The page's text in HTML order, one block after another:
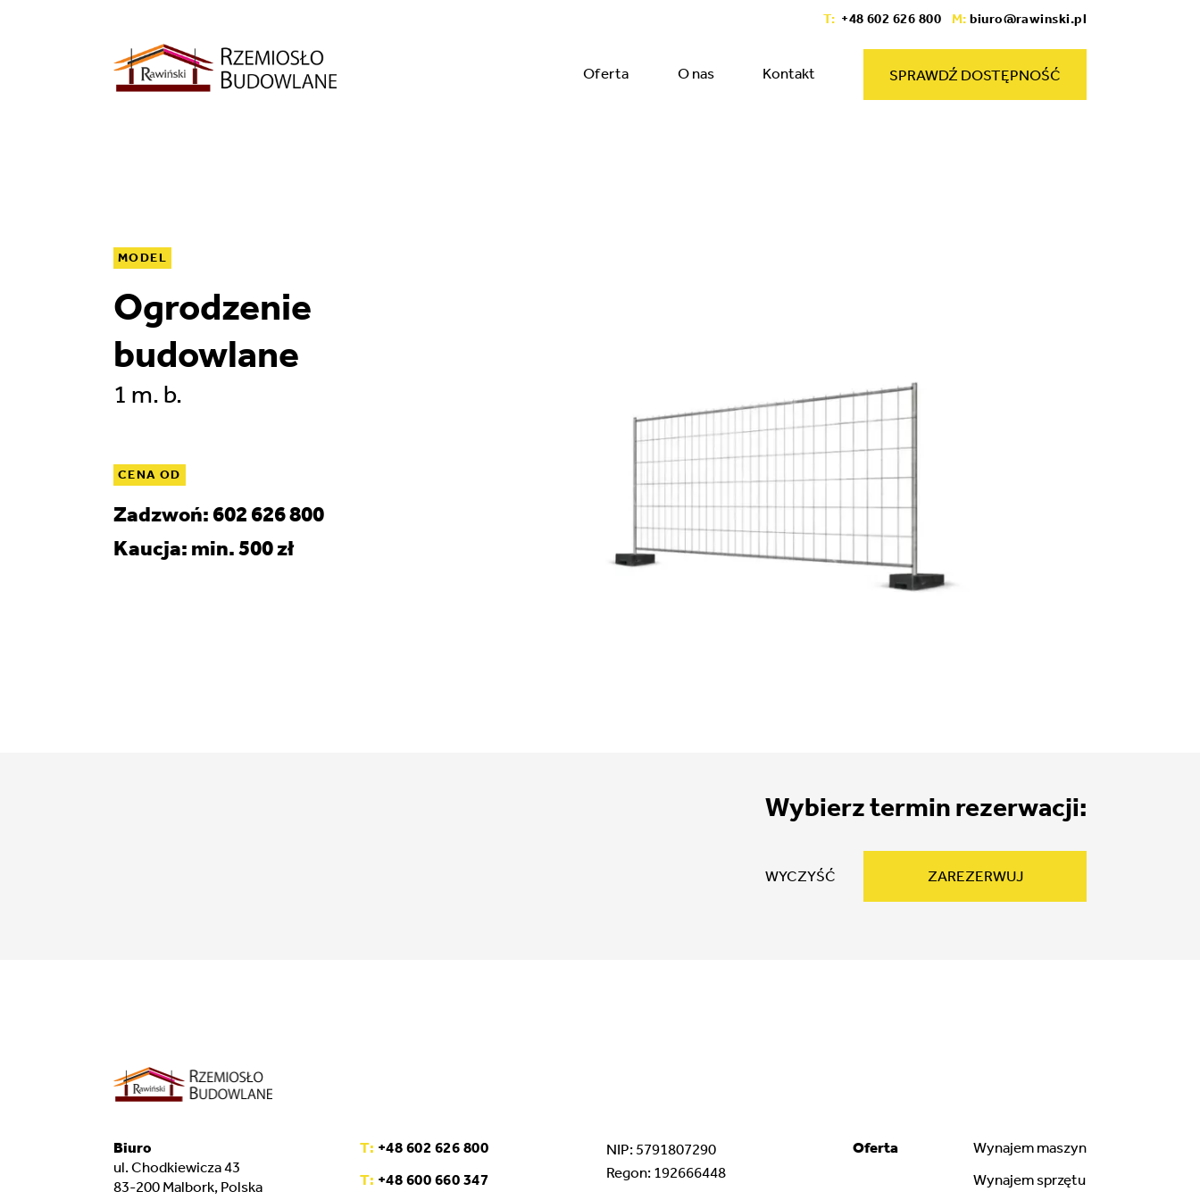
T: +48 602 626 800 M: biuro@rawinski.pl
Oferta O nas Kontakt SPRAWDŹ DOSTĘPNOŚĆ
MODEL
Ogrodzenie
budowlane
1 m. b.
CENA OD
Zadzwoń: 602 626 800
Kaucja: min. 500 zł
Wybierz termin rezerwacji:
WYCZYŚĆ ZAREZERWUJ
Biuro
ul. Chodkiewicza 43
83-200 Malbork, Polska
T: +48 602 626 800
T: +48 600 660 347
NIP: 5791807290
Regon: 192666448
Oferta
Wynajem maszyn
Wynajem sprzętu